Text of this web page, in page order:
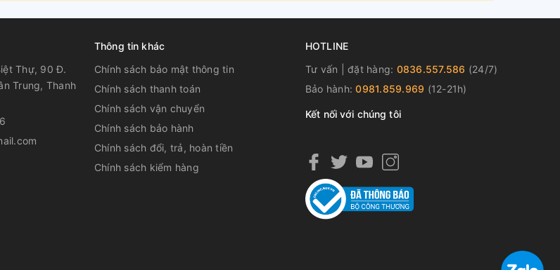
Thự, 90 Đ.
Trung, Thanh
Thông tin khác
Chính sách bảo mật thông tin
Chính sách thanh toán
Chính sách vận chuyển
Chính sách bảo hành
Chính sách đổi, trả, hoàn tiền
Chính sách kiểm hàng
HOTLINE
Tư vấn | đặt hàng: 0836.557.586 (24/7)
Bảo hành:0981.859.969 (12-21h)
Kết nối với chúng tôi